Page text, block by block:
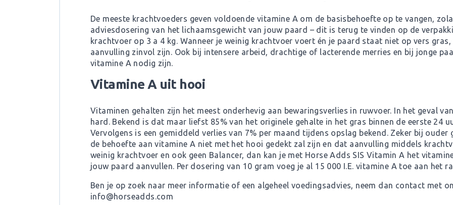
De meeste krachtvoeders geven voldoende vitamine A om de basisbehoefte op te vangen,
adviesdosering van het lichaamsgewicht van jouw paard – dit is terug te vinden op de
krachtvoer op 3 a 4 kg. Wanneer je weinig krachtvoer voert én je paard staat niet op vers
aanvulling zinvol zijn. Ook bij intensere arbeid, drachtige of lacterende merries en bij jonge
vitamine A nodig zijn.
Vitamine A uit hooi
Vitaminen gehalten zijn het meest onderhevig aan bewaringsverlies in ruwvoer. In het geval
hard. Bekend is dat maar liefst 85% van het originele gehalte in het gras binnen de eerste 24
Vervolgens is een gemiddeld verlies van 7% per maand tijdens opslag bekend. Zeker bij
de behoefte aan vitamine A niet met het hooi gedekt zal zijn en dat aanvulling middels
weinig krachtvoer en ook geen Balancer, dan kan je met Horse Adds SIS Vitamin A het
jouw paard aanvullen. Per dosering van 10 gram voeg je al 15 000 I.E. vitamine A toe aan het
Ben je op zoek naar meer informatie of een algeheel voedingsadvies, neem dan contact met
info@horseadds.com